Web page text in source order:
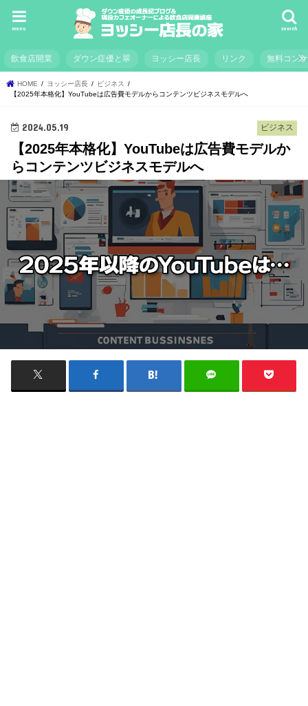
search
menu
飲食店開業 ダウン症優と翠 ヨッシー店長 リンク 無料コン
HOME ヨッシー店長
ビジネス
【2025年本格化】YouTubeは広告費モデルからコンテンツビジネスモデルへ
ビジネス
2024.05.19
【2025年本格化】YouTubeは広告費モデルか
らコンテンツビジネスモデルへ